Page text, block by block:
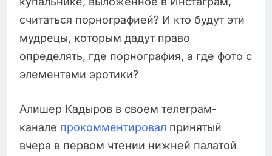
считаться порнографией? И кто будут эти
мудрецы, которым дадут право
определять, где порнография, а где фото с
элементами эротики?
Алишер Кадыров в своем телеграм-
канале прокомментировал принятый
вчера в первом чтении нижней палатой